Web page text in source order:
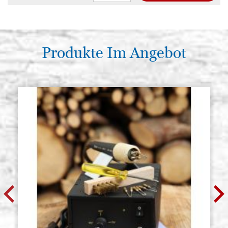
geschnitzter brett, mit Keilen, mit
Kreide
€ 113,90 ACQUISTA
Ikonen tafel, aus Lindenholz,
modell R2, Größe 42x58 cm,
geschnitzter brett, mit Keilen, mit
Auf Lager: 0 - COD.
42X58R2Z
€ 115,60 ACQUISTA
Ikonen tafel, aus Lindenholz,
modell R2, Größe 46x71 cm,
geschnitzter brett, mit Keilen, mit
Kreide
Auf Lager: 0 - COD.
€ 132,20 ACQUISTA
Produkte Im Angebot